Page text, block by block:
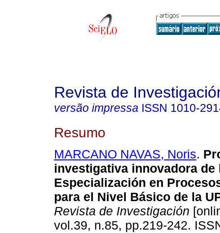
Revista de
versão impressa ISSN 1010-
Resumo
MARCANO NAVAS, Noris.
investigativa innovadora de
Especialización en
para el Nivel Básico de la
Revista de Investigación
vol.39, n.85, pp.219-242.